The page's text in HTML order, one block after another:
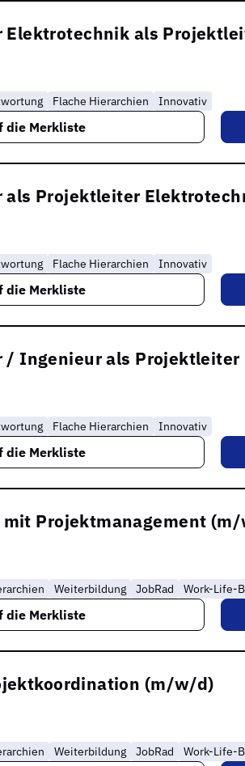
Elektrotechnik als
Flache Hierarchien Innovativ
die Merkliste
als Projektleiter
Flache Hierarchien Innovativ
die Merkliste
/ Ingenieur als
Flache Hierarchien Innovativ
die Merkliste
mit Projektmanagement
Weiterbildung JobRad Work-Life-
die Merkliste
(m/w/d)
Weiterbildung JobRad Work-Life-